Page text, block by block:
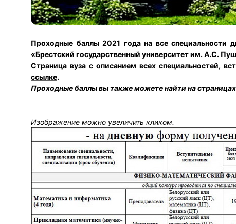
Проходные баллы 2021 года на все
«Брестский государственный университет им. А.С.
Страница вуза с описанием всех специальностей,
ссылке.
Проходные баллы вы также можете найти на
Изображение можно увеличить кликом.